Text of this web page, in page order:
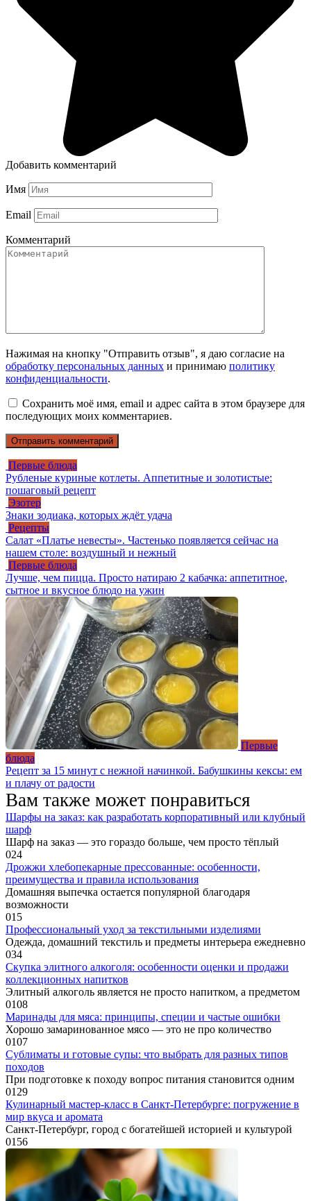
Добавить комментарий
Имя
Email
Комментарий
Нажимая на кнопку "Отправить отзыв", я даю согласие на
обработку персональных данных и принимаю политику
конфиденциальности.
Сохранить моё имя, email и адрес сайта в этом браузере для
последующих моих комментариев.
Первые блюда
Рубленые куриные котлеты. Аппетитные и золотистые:
пошаговый рецепт
Эзотер
Знаки зодиака, которых ждёт удача
Рецепты
Салат «Платье невесты». Частенько появляется сейчас на
нашем столе: воздушный и нежный
Первые блюда
Лучше, чем пицца. Просто натираю 2 кабачка: аппетитное,
сытное и вкусное блюдо на ужин
Первые
блюда
Рецепт за 15 минут с нежной начинкой. Бабушкины кексы: ем
и плачу от радости
Вам также может понравиться
Шарфы на заказ: как разработать корпоративный или клубный
шарф
Шарф на заказ — это гораздо больше, чем просто тёплый
024
Дрожжи хлебопекарные прессованные: особенности,
преимущества и правила использования
Домашняя выпечка остается популярной благодаря
возможности
015
Профессиональный уход за текстильными изделиями
Одежда, домашний текстиль и предметы интерьера ежедневно
034
Скупка элитного алкоголя: особенности оценки и продажи
коллекционных напитков
Элитный алкоголь является не просто напитком, а предметом
0108
Маринады для мяса: принципы, специи и частые ошибки
Хорошо замаринованное мясо — это не про количество
0107
Сублиматы и готовые супы: что выбрать для разных типов
походов
При подготовке к походу вопрос питания становится одним
0129
Кулинарный мастер-класс в Санкт-Петербурге: погружение в
мир вкуса и аромата
Санкт-Петербург, город с богатейшей историей и культурой
0156